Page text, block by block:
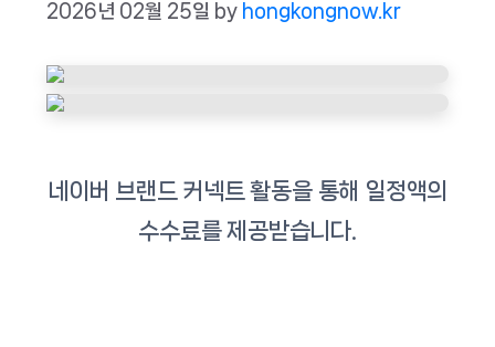
2026년 02월 25일 by hongkongnow.kr